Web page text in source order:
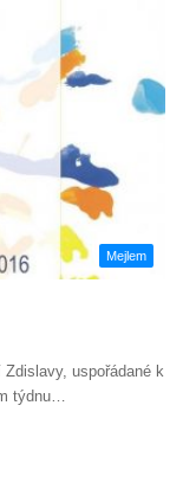
Mejlem
uspořádané k
týdnu…